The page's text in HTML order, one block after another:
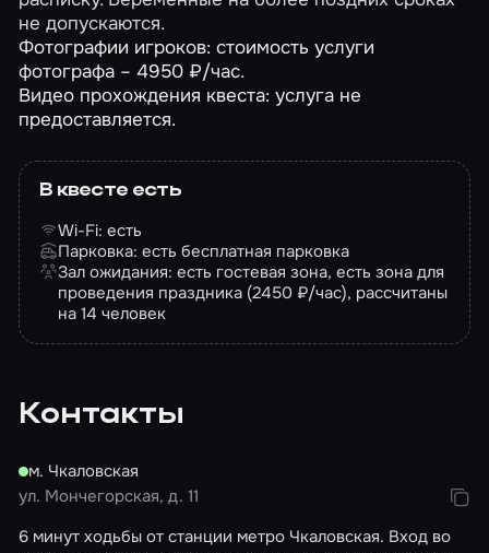
не допускаются.
Фотографии игроков: стоимость услуги
фотографа – 4950 ₽/час.
Видео прохождения квеста: услуга не
предоставляется.
В квесте есть
Wi-Fi: есть
Парковка: есть бесплатная парковка
Зал ожидания: есть гостевая зона, есть зона для
проведения праздника (2450 ₽/час), рассчитаны
на 14 человек
Контакты
м. Чкаловская
ул. Мончегорская, д. 11
6 минут ходьбы от станции метро Чкаловская. Вход во